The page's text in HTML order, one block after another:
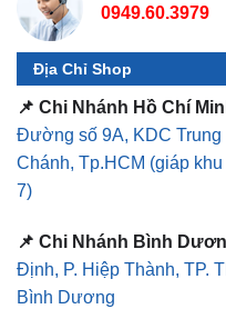
Chánh, Tp.HCM(giáp khu
7)
📌 Chi Nhánh Bình
Định, P. Hiệp Thành, TP.
Bình Dương
❤️ Dịch vụ làm xe tận nơi
Dương và các tỉnh thành